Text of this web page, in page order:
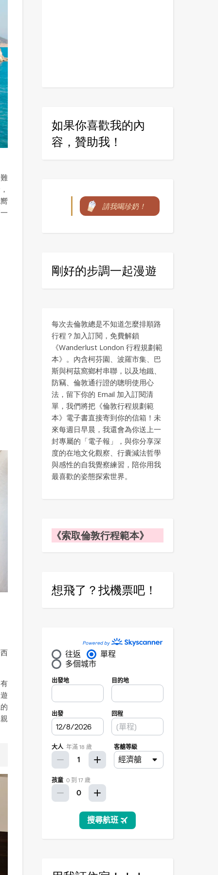
如果你喜歡我的內
容，贊助我！
請我喝珍奶！
剛好的步調一起漫遊
每次去倫敦總是不知道怎麼排順路
行程？加入訂閱，免費解鎖
《Wanderlust London 行程規劃範
本》。內含柯芬園、波羅市集、巴
斯與柯茲窩鄉村串聯，以及地鐵、
防竊、倫敦通行證的聰明使用心
法，留下你的 Email 加入訂閱清
單，我們將把《倫敦行程規劃範
本》電子書直接寄到你的信箱！未
來每週日早晨，我還會為你送上一
封專屬的「電子報」，與你分享深
度的在地文化觀察、行囊減法哲學
與感性的自我覺察練習，陪你用我
最喜歡的姿態探索世界。
《索取倫敦行程範本》
想飛了？找機票吧！